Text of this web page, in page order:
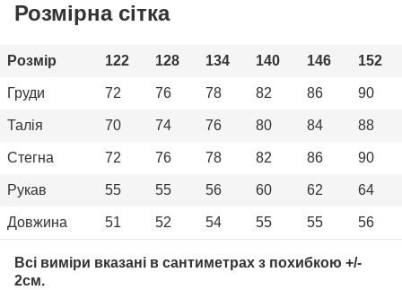
Розмірна сітка
Розмір 122 128 134 140 146 152
Груди 72 76 78 82 86 90
Талія 70 74 76 80 84 88
Стегна 72 76 78 82 86 90
Рукав 55 55 56 60 62 64
Довжина 51 52 54 55 55 56
Всі виміри вказані в сантиметрах з похибкою +/-
2см.